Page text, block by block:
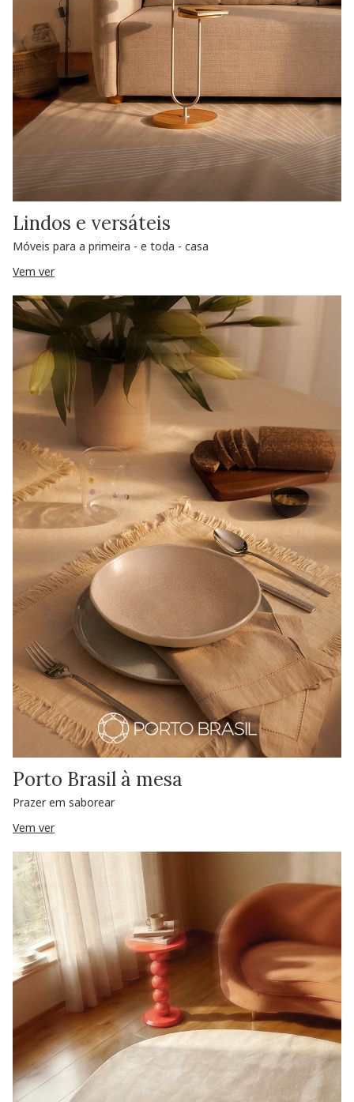
Lindos e versáteis
Móveis para a primeira - e toda - casa
Vem ver
Porto Brasil à mesa
Prazer em saborear
Vem ver